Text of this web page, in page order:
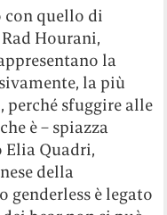
quello di
Hourani,
la
la più
perché sfuggire alle
è – spiazza
Elia Quadri,
della
genderless è legato